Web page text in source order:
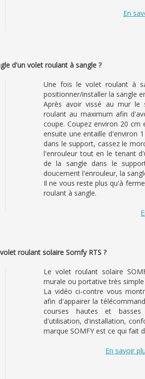
En
d'un volet roulant à sangle ?
Une fois le volet roulant à
positionner/installer la sangle
Après avoir vissé au mur le
roulant au maximum afin
coupe. Coupez environ 20 cm
ensuite une entaille d'environ
dans le support, cassez le
l'enrouleur tout en le tenant
de la sangle dans le
doucement l'enrouleur, la
Il ne vous reste plus qu'à
roulant à sangle.
roulant solaire Somfy RTS ?
Le volet roulant solaire
murale ou portative très
La vidéo ci-contre vous
afin d'appairer la
courses hautes et basses
d'utilisation, d'installation,
marque SOMFY est ce qui fait
En savoir